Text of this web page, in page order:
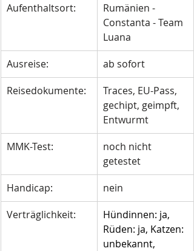
Aufenthaltsort:
Rumänien -
Constanta - Team
Luana
Ausreise:
ab sofort
Reisedokumente:
Traces, EU-Pass,
gechipt, geimpft,
Entwurmt
MMK-Test:
noch nicht
getestet
Handicap:
nein
Verträglichkeit:
Hündinnen: ja,
Rüden: ja, Katzen:
unbekannt,